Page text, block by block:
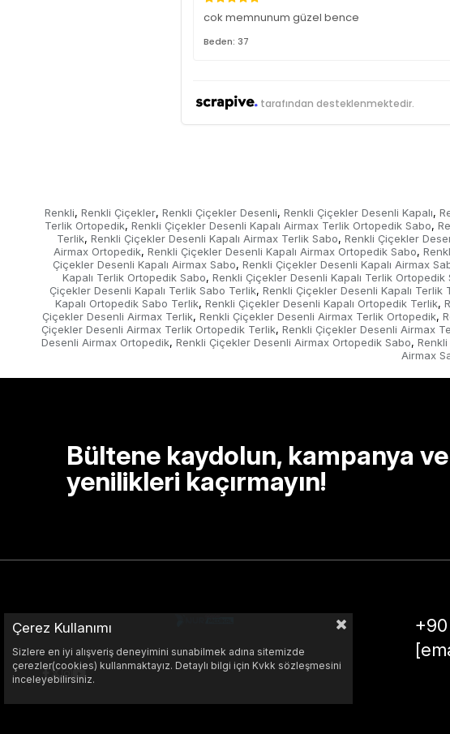
cok memnunum güzel bence
Beden: 37
tarafından desteklenmektedir.
Renkli, Renkli Çiçekler, Renkli Çiçekler Desenli, Renkli Çiçekler Desenli Kapalı,
Terlik Ortopedik, Renkli Çiçekler Desenli Kapalı Airmax Terlik Ortopedik Sabo,
Terlik, Renkli Çiçekler Desenli Kapalı Airmax Terlik Sabo, Renkli Çiçekler
Airmax Ortopedik, Renkli Çiçekler Desenli Kapalı Airmax Ortopedik Sabo,
Çiçekler Desenli Kapalı Airmax Sabo, Renkli Çiçekler Desenli Kapalı Airmax
Kapalı Terlik Ortopedik Sabo, Renkli Çiçekler Desenli Kapalı Terlik Ortopedik
Çiçekler Desenli Kapalı Terlik Sabo Terlik, Renkli Çiçekler Desenli Kapalı Terlik
Kapalı Ortopedik Sabo Terlik, Renkli Çiçekler Desenli Kapalı Ortopedik Terlik,
Çiçekler Desenli Airmax Terlik, Renkli Çiçekler Desenli Airmax Terlik Ortopedik,
Çiçekler Desenli Airmax Terlik Ortopedik Terlik, Renkli Çiçekler Desenli Airmax
Desenli Airmax Ortopedik, Renkli Çiçekler Desenli Airmax Ortopedik Sabo,
Airmax
Bültene kaydolun, kampanya ve
yenilikleri kaçırmayın!
Çerez Kullanımı
Sizlere en iyi alışveriş deneyimini sunabilmek adına sitemizde
çerezler(cookies) kullanmaktayız. Detaylı bilgi için Kvkk sözleşmesini
inceleyebilirsiniz.